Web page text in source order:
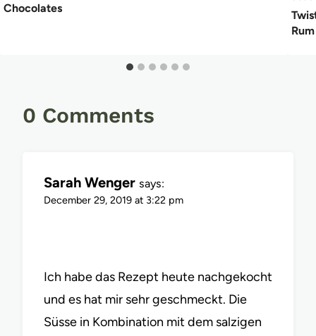
Chocolates
0 Comments
Sarah Wenger says:
December 29, 2019 at 3:22 pm
Ich habe das Rezept heute nachgekocht
und es hat mir sehr geschmeckt. Die
Süsse in Kombination mit dem salzigen